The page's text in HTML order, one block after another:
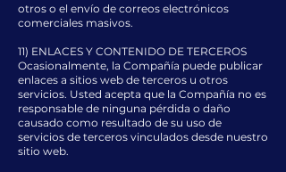
otros o el envío de correos electrónicos
comerciales masivos.
11) ENLACES Y CONTENIDO DE TERCEROS
Ocasionalmente, la Compañía puede publicar
enlaces a sitios web de terceros u otros
servicios. Usted acepta que la Compañía no es
responsable de ninguna pérdida o daño
causado como resultado de su uso de
servicios de terceros vinculados desde nuestro
sitio web.